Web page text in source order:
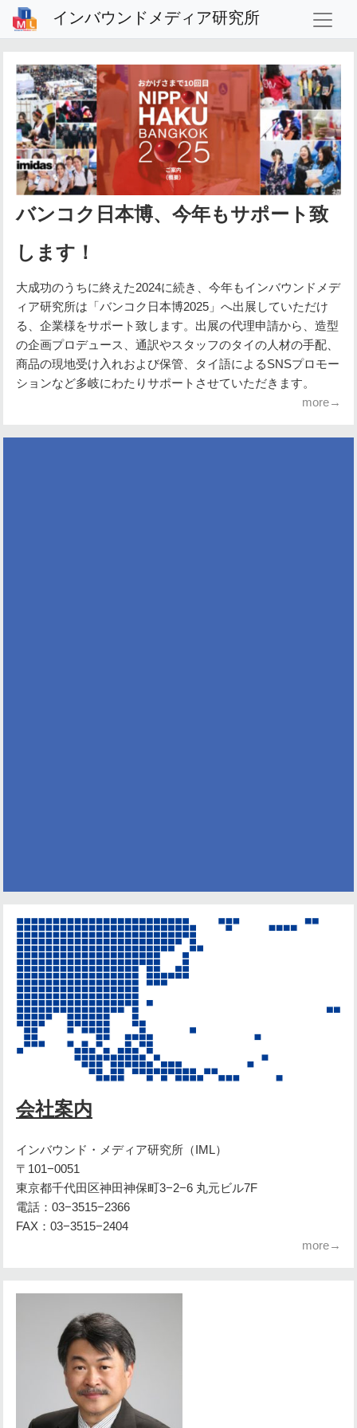
インバウンドメディア研究所
会社案内
インバウンド・メディア研究所（IML）
〒101−0051
東京都千代田区神田神保町3−2−6 丸元ビル7F
電話：03−3515−2366
FAX：03−3515−2404
more→
バンコク日本博、今年もサポート致
します！
大成功のうちに終えた2024に続き、今年もインバウンドメデ
ィア研究所は「バンコク日本博2025」へ出展していただけ
る、企業様をサポート致します。出展の代理申請から、造型
の企画プロデュース、通訳やスタッフのタイの人材の手配、
商品の現地受け入れおよび保管、タイ語によるSNSプロモー
ションなど多岐にわたりサポートさせていただきます。
more→